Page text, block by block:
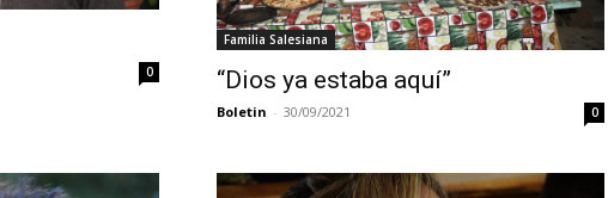
0
Familia Salesiana
“Dios ya estaba aquí”
Boletin - 30/09/2021 0